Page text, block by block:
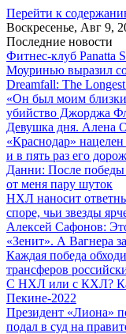
Перейти к
Воскресенье, Авг 9,
Последние новости
Фитнес-клуб Panatta
Моуринью выразил
Dreamfall: The
«Он был моим
убийство Джорджа
Девушка дня. Алена
«Краснодар»
и в пять раз его
Данни: После
от меня пару шуток
НХЛ наносит
споре, чьи звезды
Алексей Сафонов:
«Зенит». А Вагнера
Каждая победа
трансферов
С НХЛ или с КХЛ?
Пекине-2022
Президент «Лиона»
подал в суд на